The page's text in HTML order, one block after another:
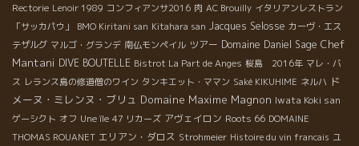
Rectorie Lenoir 1989 コンフィアンサ2016 肉 AC Brouilly イタリアンレストラン
「サッカパウ」
BMO Kiritani san Kitahara san Jacques Selosse カーヴ・エス
テザルグ マルゴ・グランデ 南仏モンペイル ツアー Domaine Daniel Sage Chef
Mantani DIVE BOUTELLE Bistrot La Part de Anges 桜島 2016年 マレ・バ
ス レランス島の修道僧のワイン タンキエット・ママン Saké KIKUHIME ネルハ ド
メーヌ・ミレンヌ・ブリュ Domaine Maxime Magnon Iwata Koki san
ゲーシクト オフ Une île 47 リカーズ アヴェイロン Roots 66 DOMAINE
THOMAS ROUANET エリアン・ダロス Strohmeier Histoire du vin francais ユ